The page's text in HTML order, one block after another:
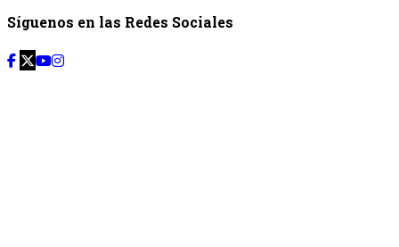
Síguenos en las Redes Sociales